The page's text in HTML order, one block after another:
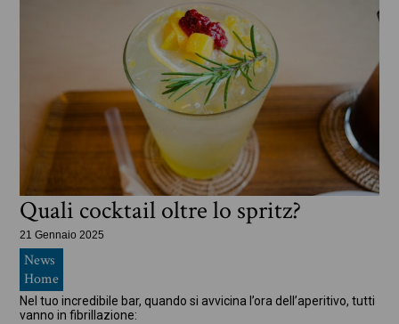
Quali cocktail oltre lo spritz?
21 Gennaio 2025
News
Home
Nel tuo incredibile bar, quando si avvicina l’ora dell’aperitivo, tutti
vanno in fibrillazione: